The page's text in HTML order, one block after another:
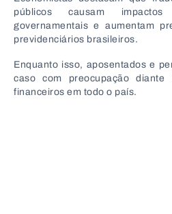
públicos causam
governamentais e aumentam
previdenciários brasileiros.
Enquanto isso, aposentados e
caso com preocupação
financeiros em todo o país.